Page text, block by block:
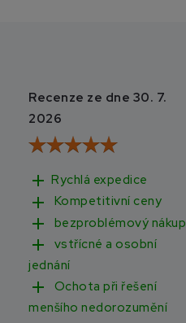
Recenze ze dne 30. 7.
2026
add Rychlá expedice
add Kompetitivní ceny
add bezproblémový nákup
add
vstřícné a osobní
jednání
add
Ochota při řešení
menšího nedorozumění